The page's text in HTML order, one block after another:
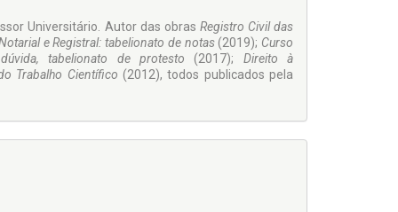
Universitário. Autor das obras Registro Civil das
e Registral: tabelionato de notas(2019); Curso
tabelionato de protesto (2017); Direito à
Trabalho Científico (2012), todos publicados pela